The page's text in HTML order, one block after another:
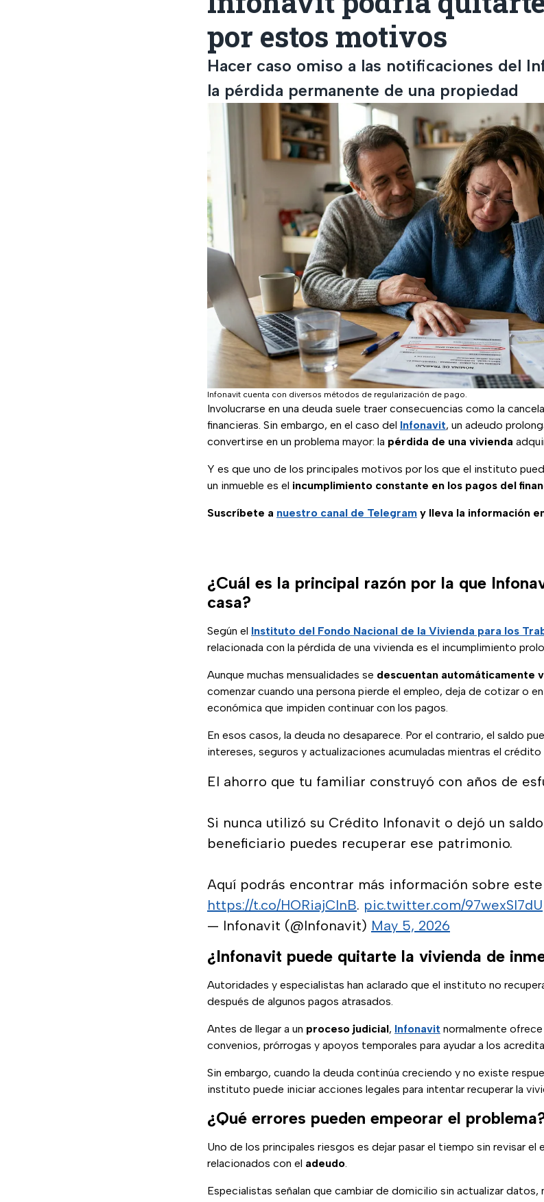
por estos motivos
Hacer caso omiso a las notificaciones del
la pérdida permanente de una propiedad
Infonavit cuenta con diversos métodos de regularización de pago.
Involucrarse en una deuda suele traer consecuencias como la
financieras. Sin embargo, en el caso del Infonavit, un adeudo
convertirse en un problema mayor: la pérdida de una vivienda
Y es que uno de los principales motivos por los que el instituto
un inmueble es el incumplimiento constante en los pagos del
Suscríbete a nuestro canal de Telegram y lleva la información
¿Cuál es la principal razón por la que
casa?
Según el Instituto del Fondo Nacional de la Vivienda para los
relacionada con la pérdida de una vivienda es el incumplimiento
Aunque muchas mensualidades se descuentan automáticamente
comenzar cuando una persona pierde el empleo, deja de cotizar o
económica que impiden continuar con los pagos.
En esos casos, la deuda no desaparece. Por el contrario, el saldo
intereses, seguros y actualizaciones acumuladas mientras el crédito
El ahorro que tu familiar construyó con años de
Si nunca utilizó su Crédito Infonavit o dejó un
beneficiario puedes recuperar ese patrimonio.​
Aquí podrás encontrar más información sobre este
https://t.co/HORiajClnB. pic.twitter.com/97wexSl7dU
— Infonavit (@Infonavit) May 5, 2026
¿Infonavit puede quitarte la vivienda de
Autoridades y especialistas han aclarado que el instituto no
después de algunos pagos atrasados.
Antes de llegar a un proceso judicial, Infonavit normalmente
convenios, prórrogas y apoyos temporales para ayudar a los
Sin embargo, cuando la deuda continúa creciendo y no existe
instituto puede iniciar acciones legales para intentar recuperar la
¿Qué errores pueden empeorar el
Uno de los principales riesgos es dejar pasar el tiempo sin revisar
relacionados con el adeudo.
Especialistas señalan que cambiar de domicilio sin actualizar